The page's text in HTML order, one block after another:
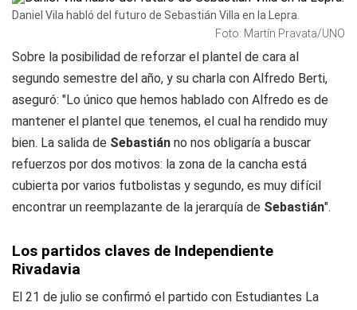
Daniel Vila habló del futuro de Sebastián Villa en la Lepra.
Foto: Martín Pravata/UNO
Sobre la posibilidad de reforzar el plantel de cara al
segundo semestre del año, y su charla con Alfredo Berti,
aseguró: "Lo único que hemos hablado con Alfredo es de
mantener el plantel que tenemos, el cual ha rendido muy
bien. La salida de Sebastián no nos obligaría a buscar
refuerzos por dos motivos: la zona de la cancha está
cubierta por varios futbolistas y segundo, es muy difícil
encontrar un reemplazante de la jerarquía de Sebastián".
Los partidos claves de Independiente
Rivadavia
El 21 de julio se confirmó el partido con Estudiantes La